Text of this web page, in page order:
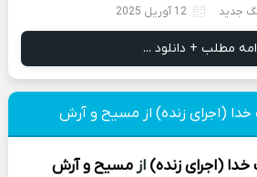
جدید 12 آوریل 2025
مطلب + دانلود ...
خدا (اجرای زنده) از مسیح و آرش
خدا (اجرای زنده) ازمسیح و آرش